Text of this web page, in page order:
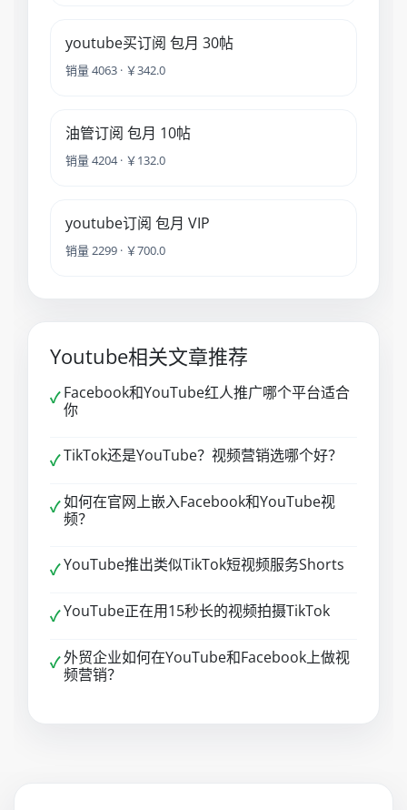
youtube买订阅 包月 30帖
销量 4063 · ￥342.0
油管订阅 包月 10帖
销量 4204 · ￥132.0
youtube订阅 包月 VIP
销量 2299 · ￥700.0
Youtube相关文章推荐
✓ Facebook和YouTube红人推广哪个平台适合
你
✓TikTok还是YouTube？视频营销选哪个好？
✓如何在官网上嵌入Facebook和YouTube视
频？
✓YouTube推出类似TikTok短视频服务Shorts
✓YouTube正在用15秒长的视频拍摄TikTok
✓外贸企业如何在YouTube和Facebook上做视
频营销？